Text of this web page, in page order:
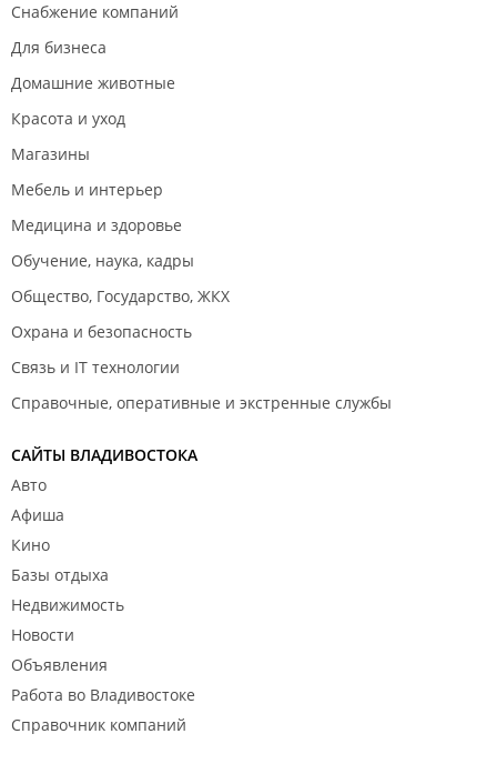
Снабжение компаний
Для бизнеса
Домашние животные
Красота и уход
Магазины
Мебель и интерьер
Медицина и здоровье
Обучение, наука, кадры
Общество, Государство, ЖКХ
Охрана и безопасность
Связь и IT технологии
Справочные, оперативные и экстренные службы
САЙТЫ ВЛАДИВОСТОКА
Авто
Афиша
Кино
Базы отдыха
Недвижимость
Новости
Объявления
Работа во Владивостоке
Справочник компаний